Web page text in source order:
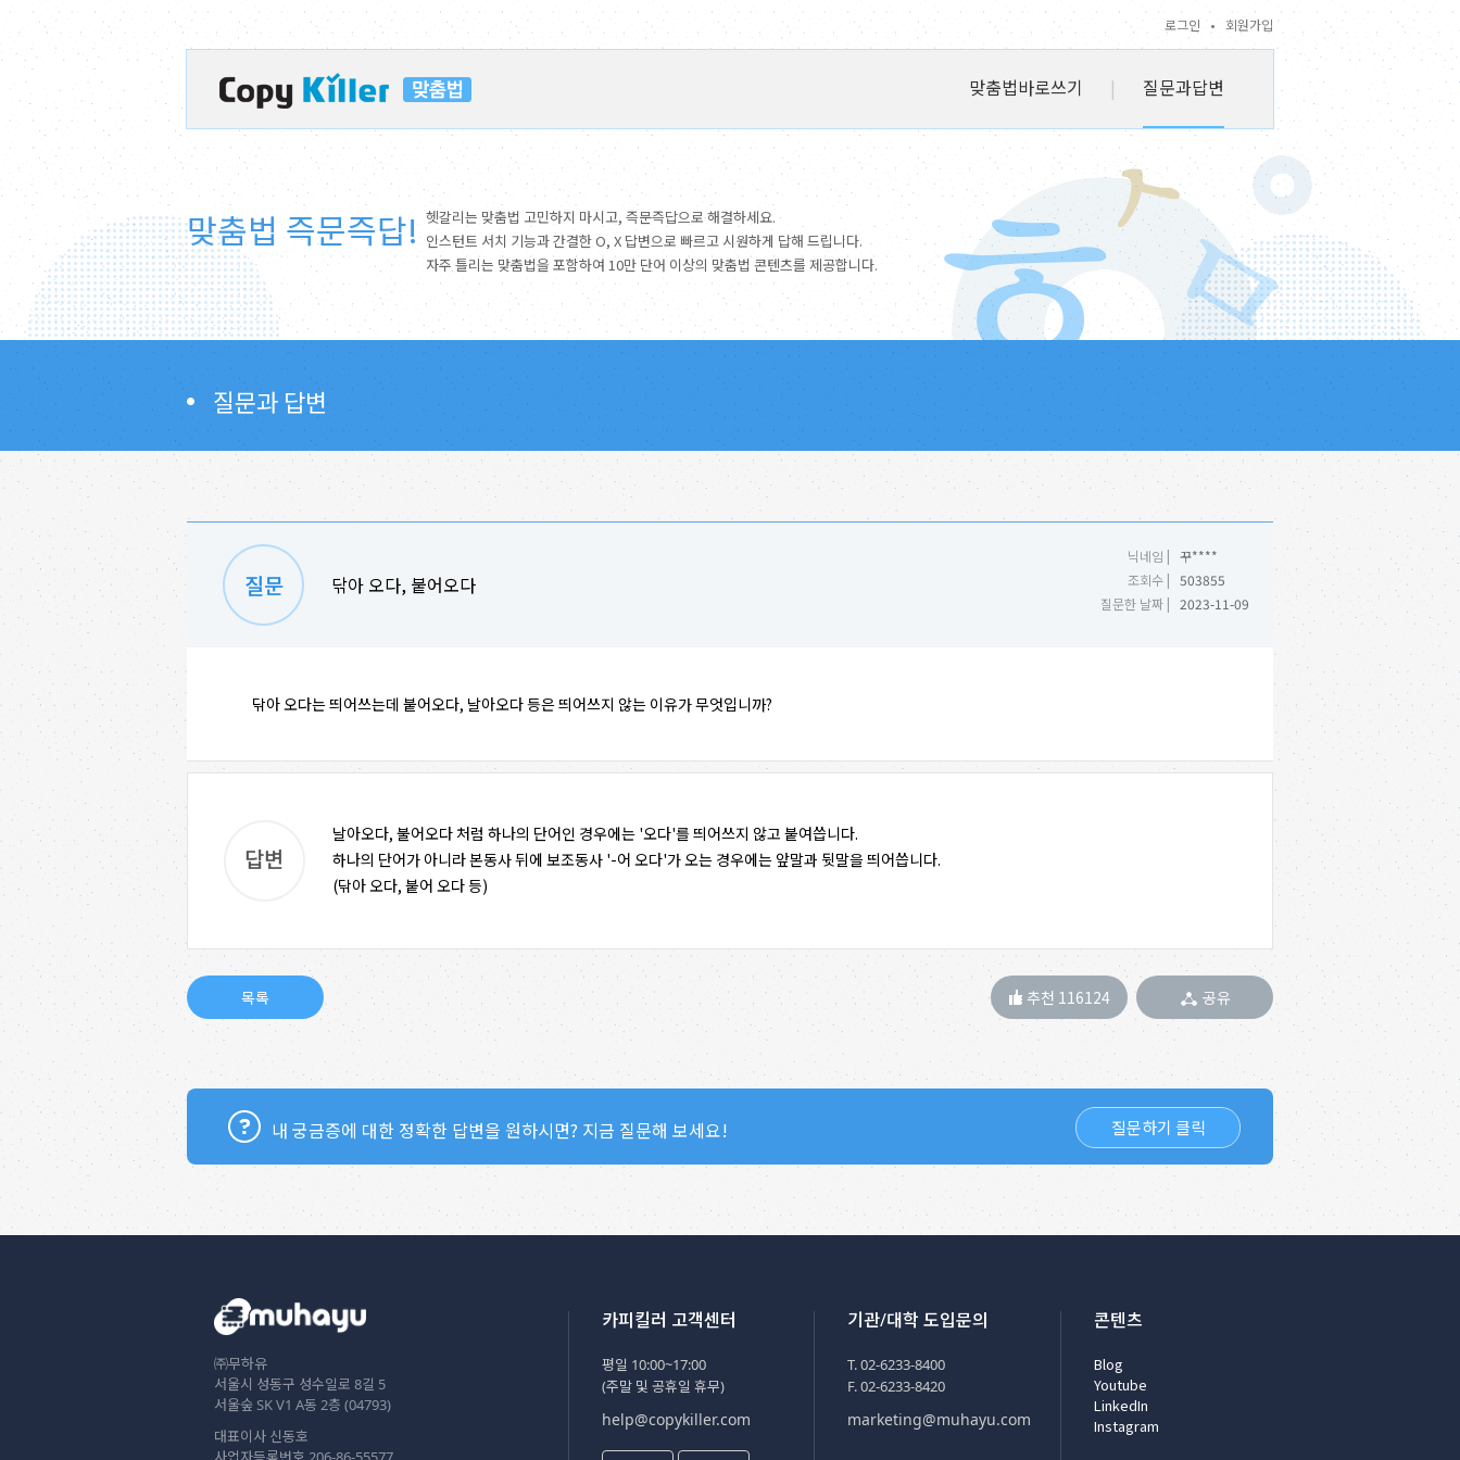
로그인 • 회원가입
맞춤법바로쓰기 | 질문과답변
맞춤법 즉문즉답! 헷갈리는 맞춤법 고민하지 마시고, 즉문즉답으로 해결하세요.
인스턴트 서치 기능과 간결한 O, X 답변으로 빠르고 시원하게 답해 드립니다.
자주 틀리는 맞춤법을 포함하여 10만 단어 이상의 맞춤법 콘텐츠를 제공합니다.
질문과 답변
닉네임 | 꾸****
조회수 | 503855
질문한 날짜 | 2023-11-09
닦아 오다, 붙어오다
닦아 오다는 띄어쓰는데 붙어오다, 날아오다 등은 띄어쓰지 않는 이유가 무엇입니까?
날아오다, 불어오다 처럼 하나의 단어인 경우에는 '오다'를 띄어쓰지 않고 붙여씁니다.
하나의 단어가 아니라 본동사 뒤에 보조동사 '-어 오다'가 오는 경우에는 앞말과 뒷말을 띄어씁니다.
(닦아 오다, 붙어 오다 등)
추천 116124 공유
질문하기 클릭
내 궁금증에 대한 정확한 답변을 원하시면? 지금 질문해 보세요!
㈜무하유
서울시 성동구 성수일로 8길 5
서울숲 SK V1 A동 2층 (04793)
대표이사 신동호
카피킬러 고객센터
평일 10:00~17:00
(주말 및 공휴일 휴무)
help@copykiller.com
기관/대학 도입문의
T. 02-6233-8400
F. 02-6233-8420
marketing@muhayu.com
콘텐츠
Blog
Youtube
LinkedIn
Instagram